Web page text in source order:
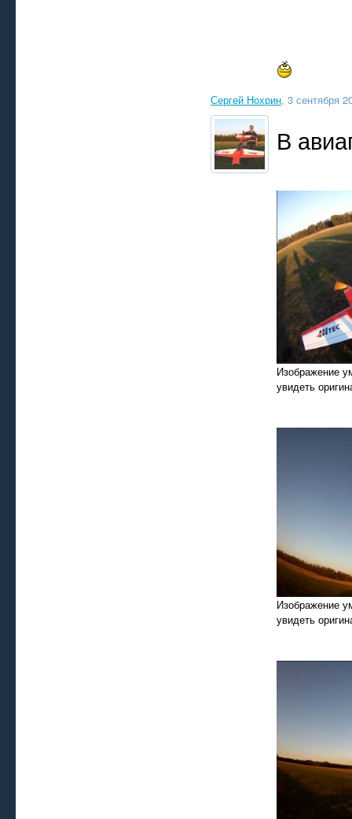
Сергей Нохрин, 3 сентября
В
Изображение
увидеть
Изображение
увидеть